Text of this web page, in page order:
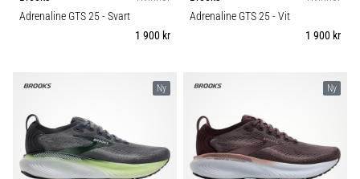
Vilka
8 min. läsning
Plantar
Underlag
Typ av sko
Vikt (g)
Adrenaline GTS 25- Svart
1 900 kr
Adrenaline GTS 25- Vit
1 900 kr
Ny Ny